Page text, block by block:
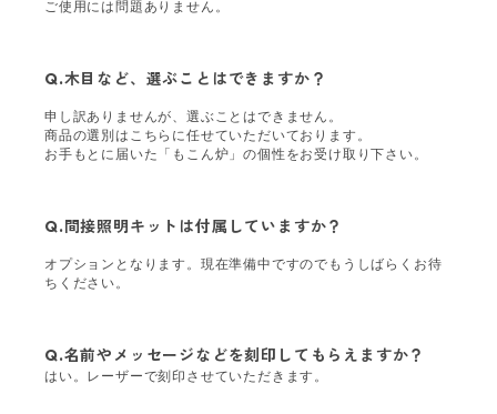
ご使用には問題ありません。
Q.木目など、選ぶことはできますか？
申し訳ありませんが、選ぶことはできません。
商品の選別はこちらに任せていただいております。
お手もとに届いた「もこん炉」の個性をお受け取り下さい。
Q.間接照明キットは付属していますか？
オプションとなります。現在準備中ですのでもうしばらくお待
ちください。
Q.名前やメッセージなどを刻印してもらえますか？
はい。レーザーで刻印させていただきます。